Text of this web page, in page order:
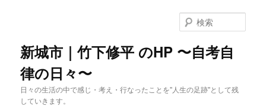
新城市｜竹下修平 のHP 〜自考自
律の日々〜
日々の生活の中で感じ・考え・行なったことを"人生の足跡"として残
していきます。
索